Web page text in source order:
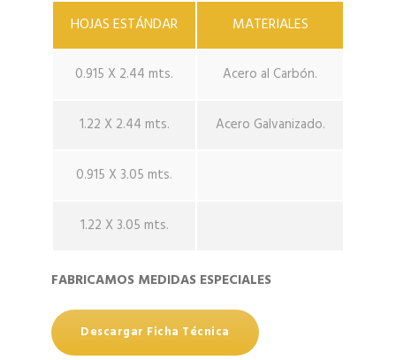
HOJAS ESTÁNDAR MATERIALES
0.915 X 2.44 mts. Acero al Carbón.
1.22 X 2.44 mts. Acero Galvanizado.
0.915 X 3.05 mts.
1.22 X 3.05 mts.
FABRICAMOS MEDIDAS ESPECIALES
Descargar Ficha Técnica